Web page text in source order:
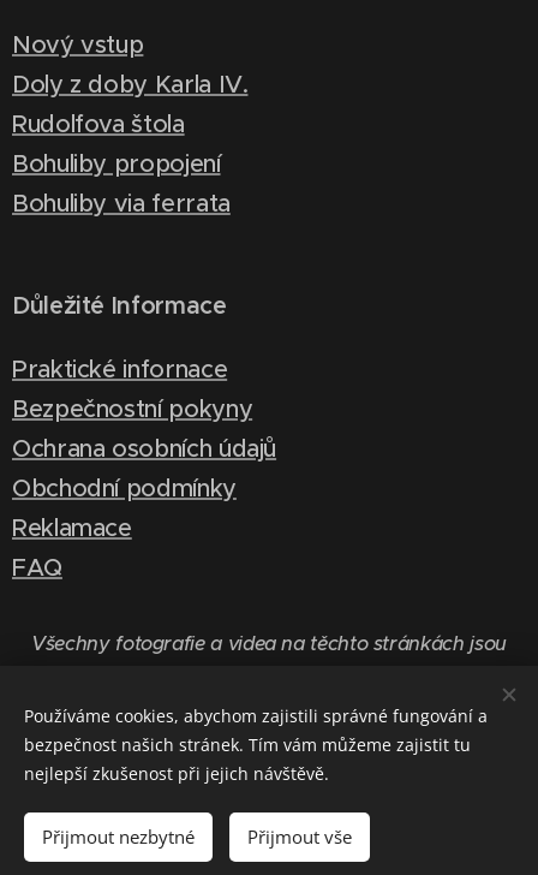
Nový vstup
Doly z doby Karla IV.
Rudolfova štola
Bohuliby propojení
Bohuliby via ferrata
Důležité Informace
Praktické infornace
Bezpečnostní pokyny
Ochrana osobních údajů
Obchodní podmínky
Reklamace
FAQ
Všechny fotografie a videa na těchto stránkách jsou
Copyright byJílovské zlaté doly2026 | Správa webu:
Cookies
Používáme cookies, abychom zajistili správné fungování a
bezpečnost našich stránek. Tím vám můžeme zajistit tu
nejlepší zkušenost při jejich návštěvě.
Přijmout nezbytné Přijmout vše